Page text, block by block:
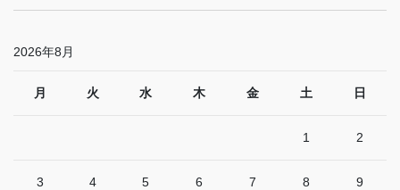
2026年8月
月 火 水 木 金 土 日
1 2
3 4 5 6 7 8 9